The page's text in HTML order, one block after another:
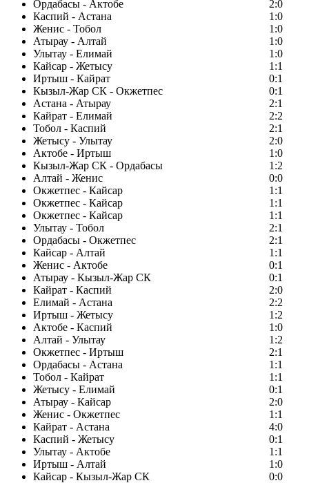
Ордабасы - Актобе
2:0
Каспий - Астана
1:0
Женис - Тобол
1:0
Атырау - Алтай
1:0
Улытау - Елимай
1:0
Кайсар - Жетысу
1:1
Иртыш - Кайрат
0:1
Кызыл-Жар СК - Окжетпес
0:1
Астана - Атырау
2:1
Кайрат - Елимай
2:2
Тобол - Каспий
2:1
Жетысу - Улытау
2:0
Актобе - Иртыш
1:0
Кызыл-Жар СК - Ордабасы
1:2
Алтай - Женис
0:0
Окжетпес - Кайсар
1:1
Окжетпес - Кайсар
1:1
Окжетпес - Кайсар
1:1
Улытау - Тобол
2:1
Ордабасы - Окжетпес
2:1
Кайсар - Алтай
1:1
Женис - Актобе
0:1
Атырау - Кызыл-Жар СК
0:1
Кайрат - Каспий
2:0
Елимай - Астана
2:2
Иртыш - Жетысу
1:2
Актобе - Каспий
1:0
Алтай - Улытау
1:2
Окжетпес - Иртыш
2:1
Ордабасы - Астана
1:1
Тобол - Кайрат
1:1
Жетысу - Елимай
0:1
Атырау - Кайсар
2:0
Женис - Окжетпес
1:1
Кайрат - Астана
4:0
Каспий - Жетысу
0:1
Улытау - Актобе
1:1
Иртыш - Алтай
1:0
Кайсар - Кызыл-Жар СК
0:0